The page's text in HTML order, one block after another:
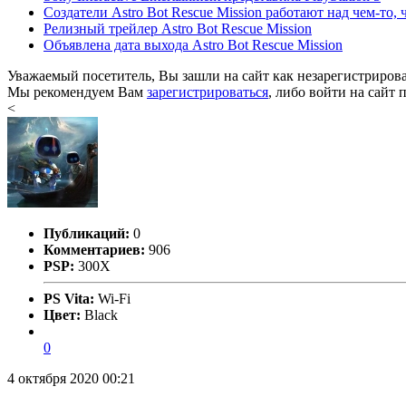
Создатели Astro Bot Rescue Mission работают над чем-то,
Релизный трейлер Astro Bot Rescue Mission
Объявлена дата выхода Astro Bot Rescue Mission
Уважаемый посетитель, Вы зашли на сайт как
Мы рекомендуем Вам зарегистрироваться, либо войти на сайт
<
Публикаций: 0
Комментариев: 906
PSP: 300X
PS Vita: Wi-Fi
Цвет: Black
0
4 октября 2020 00:21